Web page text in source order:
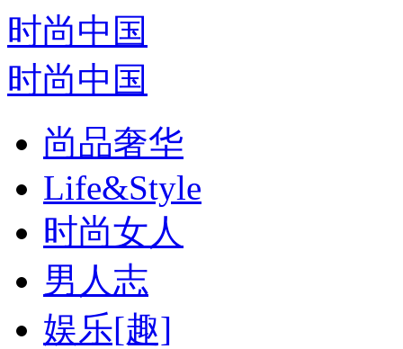
时尚中国
时尚中国
尚品奢华
Life&Style
时尚女人
男人志
娱乐[趣]